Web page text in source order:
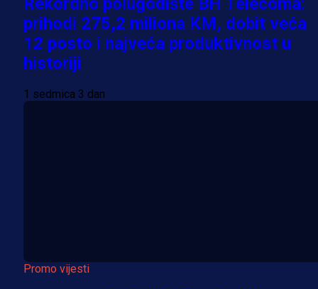
prihodi 275,2 miliona KM, dobit veća
12 posto i najveća produktivnost u
historiji
1 sedmica 3 dan
Promo vijesti